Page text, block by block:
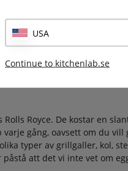
Royce. De kostar en
gång, oavsett om du
typer av grillgaller, kol,
påstå att det vi inte vet om
USA
Continue to kitchenlab.se